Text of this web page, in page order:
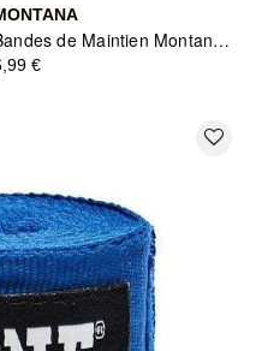
Bandes de Maintien Montana MBB3250 - Noir
€
favorite_border